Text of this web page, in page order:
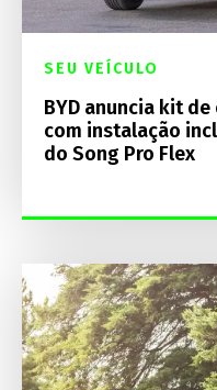
SEU VEÍCULO
BYD anuncia kit
com instalação
do Song Pro Flex